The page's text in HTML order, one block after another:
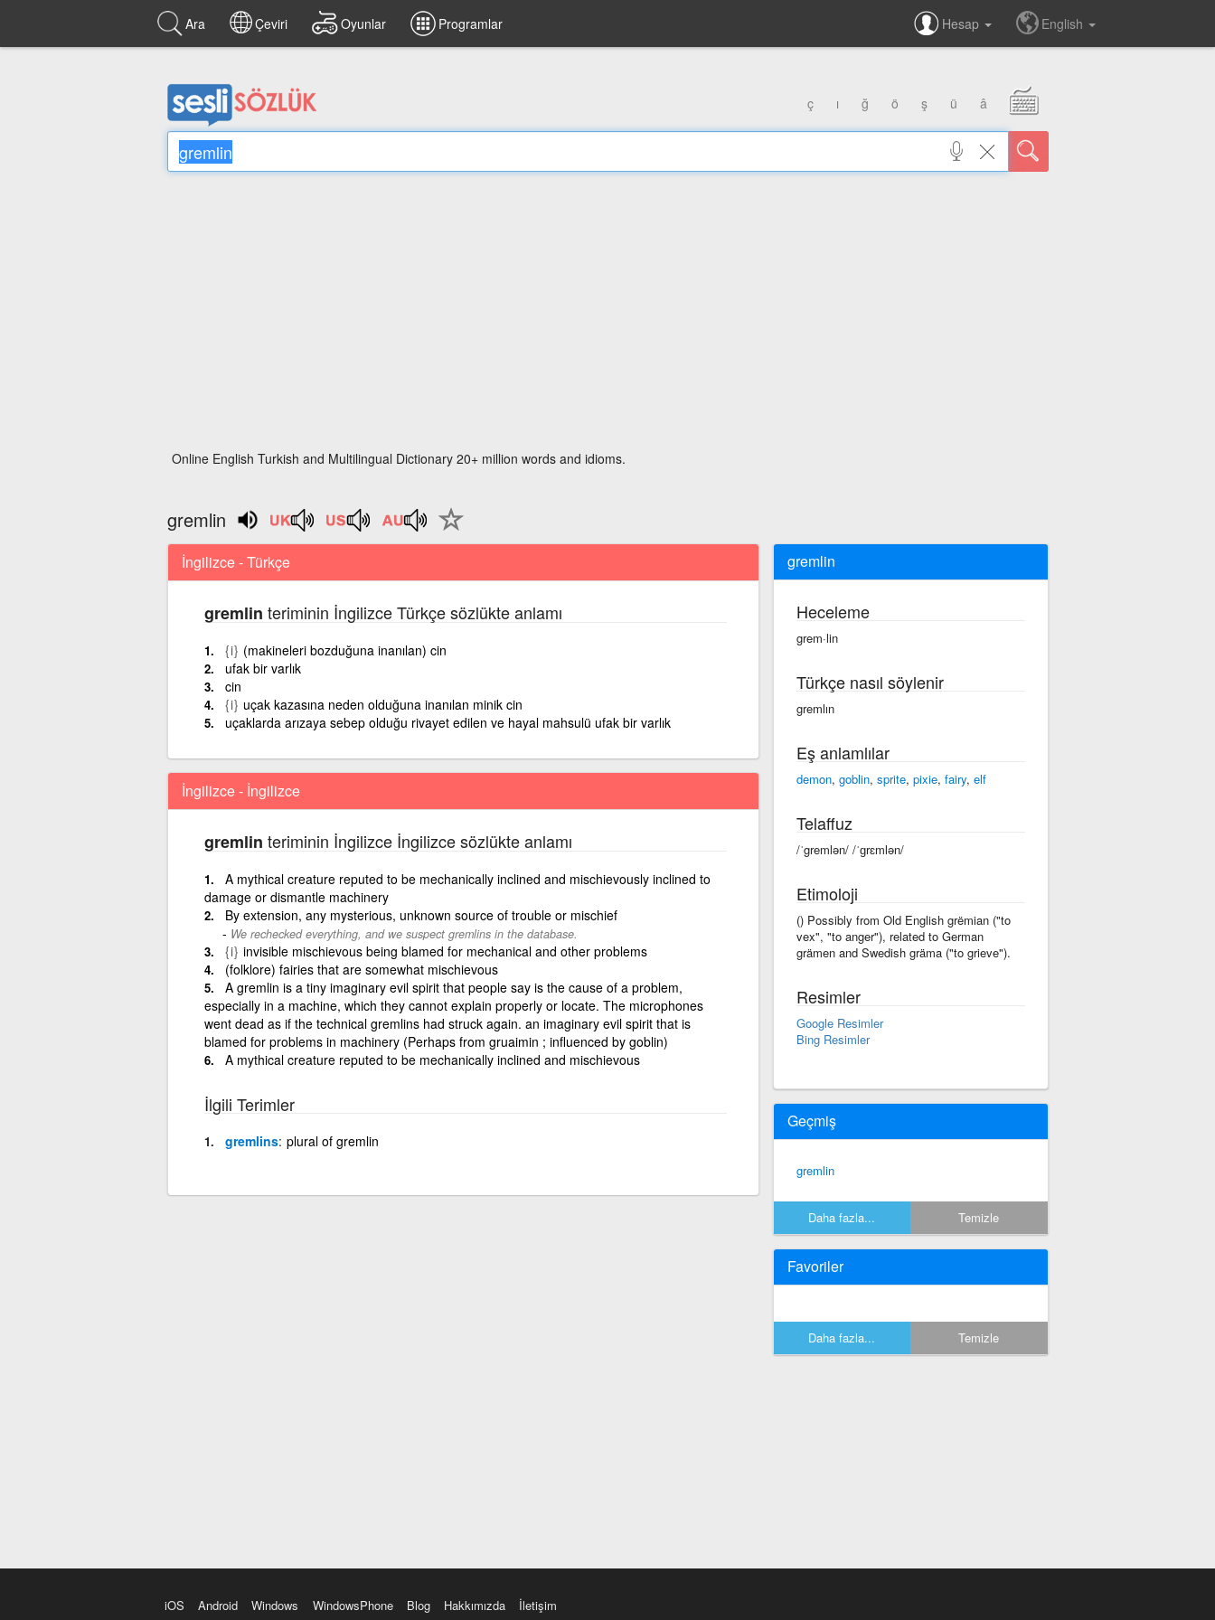
Ara Çeviri Oyunlar Programlar Hesap English
ç ı ğ ö ş ü â
Online English Turkish and Multilingual Dictionary 20+ million words and idioms.
gremlin
İngilizce - Türkçe
gremlin teriminin İngilizce Türkçe sözlükte anlamı
{i} (makineleri bozduğuna inanılan) cin
ufak bir varlık
cin
{i} uçak kazasına neden olduğuna inanılan minik cin
uçaklarda arızaya sebep olduğu rivayet edilen ve hayal mahsulü ufak bir varlık
İngilizce - İngilizce
gremlin teriminin İngilizce İngilizce sözlükte anlamı
A mythical creature reputed to be mechanically inclined and mischievously inclined to
damage or dismantle machinery
By extension, any mysterious, unknown source of trouble or mischief
We rechecked everything, and we suspect gremlins in the database.
{i} invisible mischievous being blamed for mechanical and other problems
(folklore) fairies that are somewhat mischievous
A gremlin is a tiny imaginary evil spirit that people say is the cause of a problem,
especially in a machine, which they cannot explain properly or locate. The microphones
went dead as if the technical gremlins had struck again. an imaginary evil spirit that is
blamed for problems in machinery (Perhaps from gruaimin ; influenced by goblin)
A mythical creature reputed to be mechanically inclined and mischievous
İlgili Terimler
gremlins plural of gremlin
gremlin
Heceleme
grem·lin
Türkçe nasıl söylenir
gremlın
Eş anlamlılar
demon, goblin, sprite, pixie, fairy, elf
Telaffuz
/ˈgremlən/ /ˈɡrɛmlən/
Etimoloji
() Possibly from Old English grëmian ("to
vex", "to anger"), related to German
grämen and Swedish gräma ("to grieve").
Resimler
Google Resimler
Bing Resimler
Geçmiş
gremlin
Daha fazla... Temizle
Favoriler
Daha fazla... Temizle
iOS Android Windows WindowsPhone Blog Hakkımızda İletişim